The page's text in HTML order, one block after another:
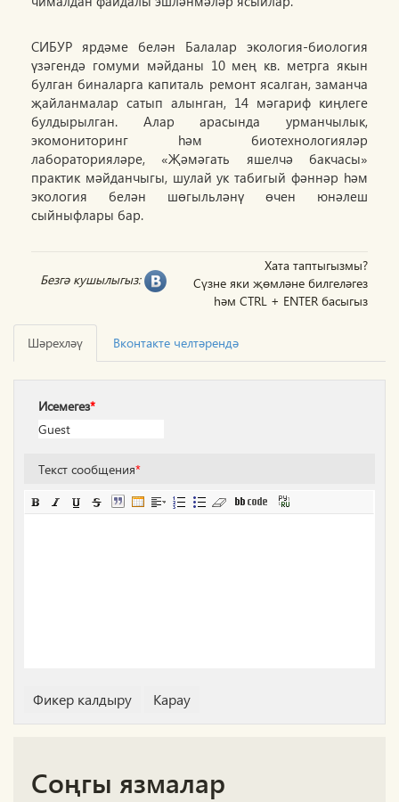
СИБУР ярдәме белән Балалар экология-биология
үзәгендә гомуми мәйданы 10 мең кв. метрга якын
булган биналарга капиталь ремонт ясалган, заманча
җайланмалар сатып алынган, 14 мәгариф киңлеге
булдырылган. Алар арасында урманчылык,
экомониторинг һәм биотехнологияләр
лабораторияләре, «Җәмәгать яшелчә бакчасы»
практик мәйданчыгы, шулай ук табигый фәннәр һәм
экология белән шөгыльләнү өчен юнәлеш
сыйныфлары бар.
Хата таптыгызмы?
Сүзне яки җөмләне билгеләгез
һәм CTRL + ENTER басыгыз
Безгә кушылыгыз:
Шәрехләү Вконтакте челтәрендә
Исемегез*
Текст сообщения*
Соңгы язмалар